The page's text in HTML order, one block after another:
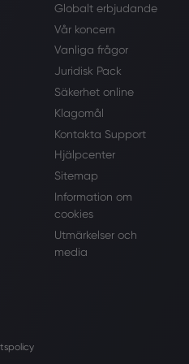
Globalt erbjudande
Vår koncern
Vanliga frågor
Juridisk Pack
Säkerhet online
Klagomål
Kontakta Support
Hjälpcenter
Sitemap
Information om
cookies
Utmärkelser och
media